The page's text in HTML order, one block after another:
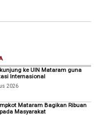
ke UIN Mataram guna
Internasional
2026
Mataram Bagikan Ribuan
Masyarakat